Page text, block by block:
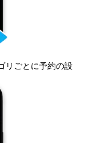
リごとに予約の設